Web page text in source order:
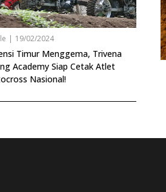
| 19/02/2024
Timur Menggema, Trivena
Academy Siap Cetak Atlet
Nasional!